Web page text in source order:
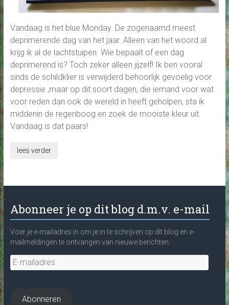
Vandaag is het blue Monday. De zogenaamd meest
deprimerende dag van het jaar. Alleen van het woord al
krijg ik al de lachtstuipen. Wie bepaalt of een dag
deprimerend is? Toch zeker alleen jijzelf! Ik ben vooral
sinds de schildklier is verwijderd behoorlijk gevoelig voor
depressie ,maar op dit soort dagen, die iemand voor wat
voor reden dan ook de wereld in heeft geholpen, sta ik
middenin de regenboog en zoek de mooiste kleur uit.
Vandaag is dat paars!
lees verder
Abonneer je op dit blog d.m.v. e-mail
Voer je e-mailadres in om je in te schrijven op dit blog en e-
mailmeldingen te ontvangen van nieuwe berichten.
E-
mailadres
Abonneren